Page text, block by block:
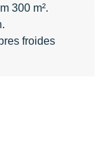
300 m².
froides